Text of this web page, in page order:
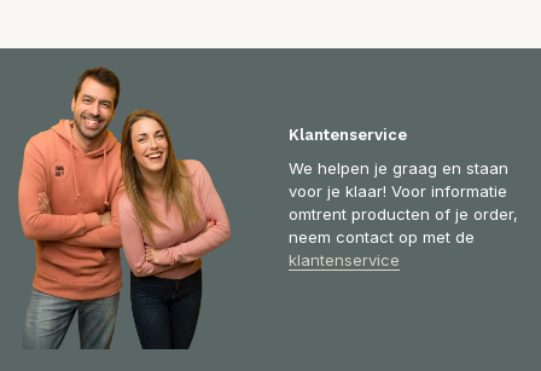
Klantenservice
We helpen je graag en staan
voor je klaar! Voor informatie
omtrent producten of je order,
neem contact op met de
klantenservice